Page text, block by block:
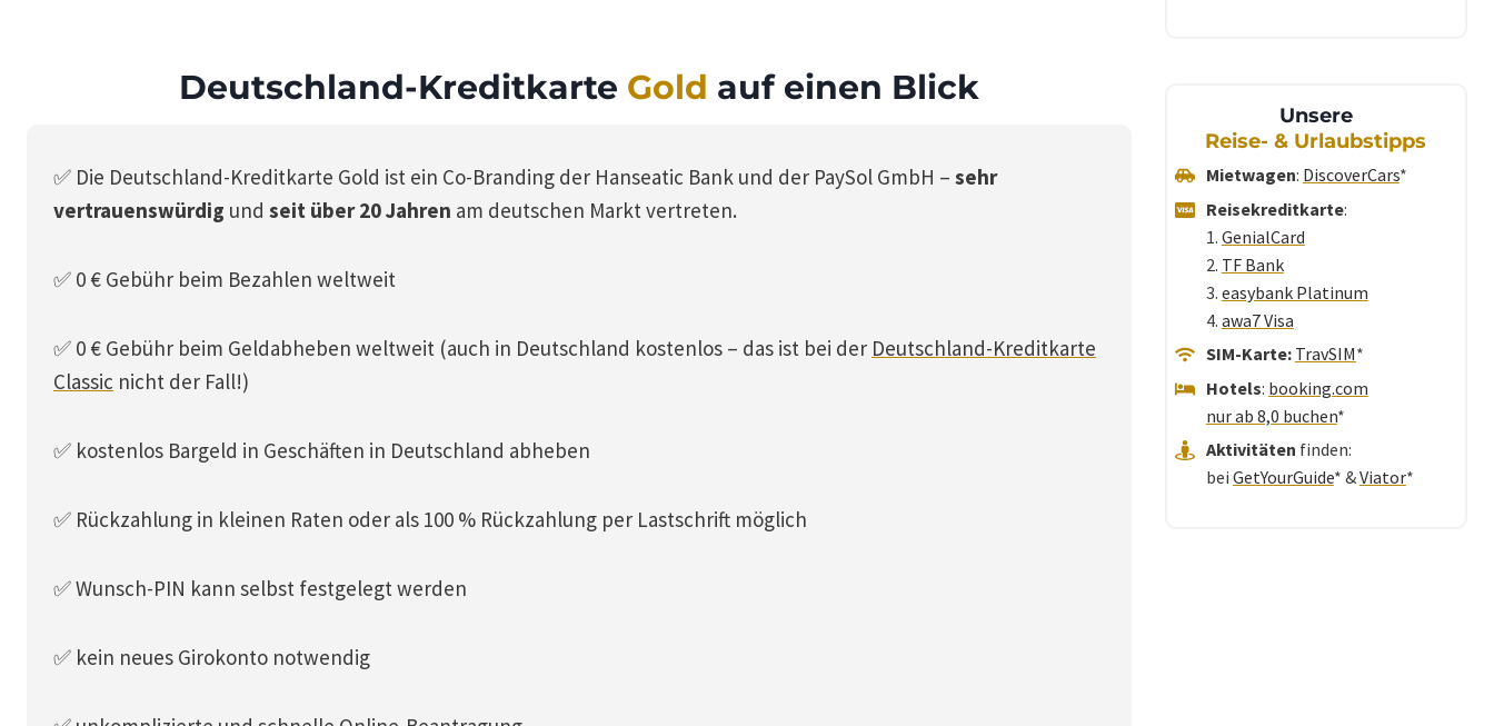
Deutschland-Kreditkarte Gold auf einen Blick
✅ Die Deutschland-Kreditkarte Gold ist ein Co-Branding der Hanseatic Bank und der PaySol GmbH – sehr
vertrauenswürdig und seit über 20 Jahren am deutschen Markt vertreten.
✅ 0 € Gebühr beim Bezahlen weltweit
✅ 0 € Gebühr beim Geldabheben weltweit (auch in Deutschland kostenlos – das ist bei der Deutschland-Kreditkarte
Classic nicht der Fall!)
✅ kostenlos Bargeld in Geschäften in Deutschland abheben
✅ Rückzahlung in kleinen Raten oder als 100 % Rückzahlung per Lastschrift möglich
✅ Wunsch-PIN kann selbst festgelegt werden
✅ kein neues Girokonto notwendig
Unsere
Reise- & Urlaubstipps
Mietwagen: DiscoverCars*
Reisekreditkarte:
1. GenialCard
2. TF Bank
3. easybank Platinum
4. awa7 Visa
SIM-Karte: TravSIM*
Hotels: booking.com
nur ab 8,0 buchen*
Aktivitäten finden:
bei GetYourGuide* &Viator*